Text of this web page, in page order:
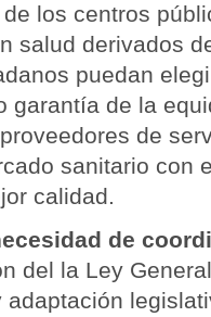
los centros
salud derivados
puedan
garantía de la
de
sanitario con
calidad.
de
del la Ley